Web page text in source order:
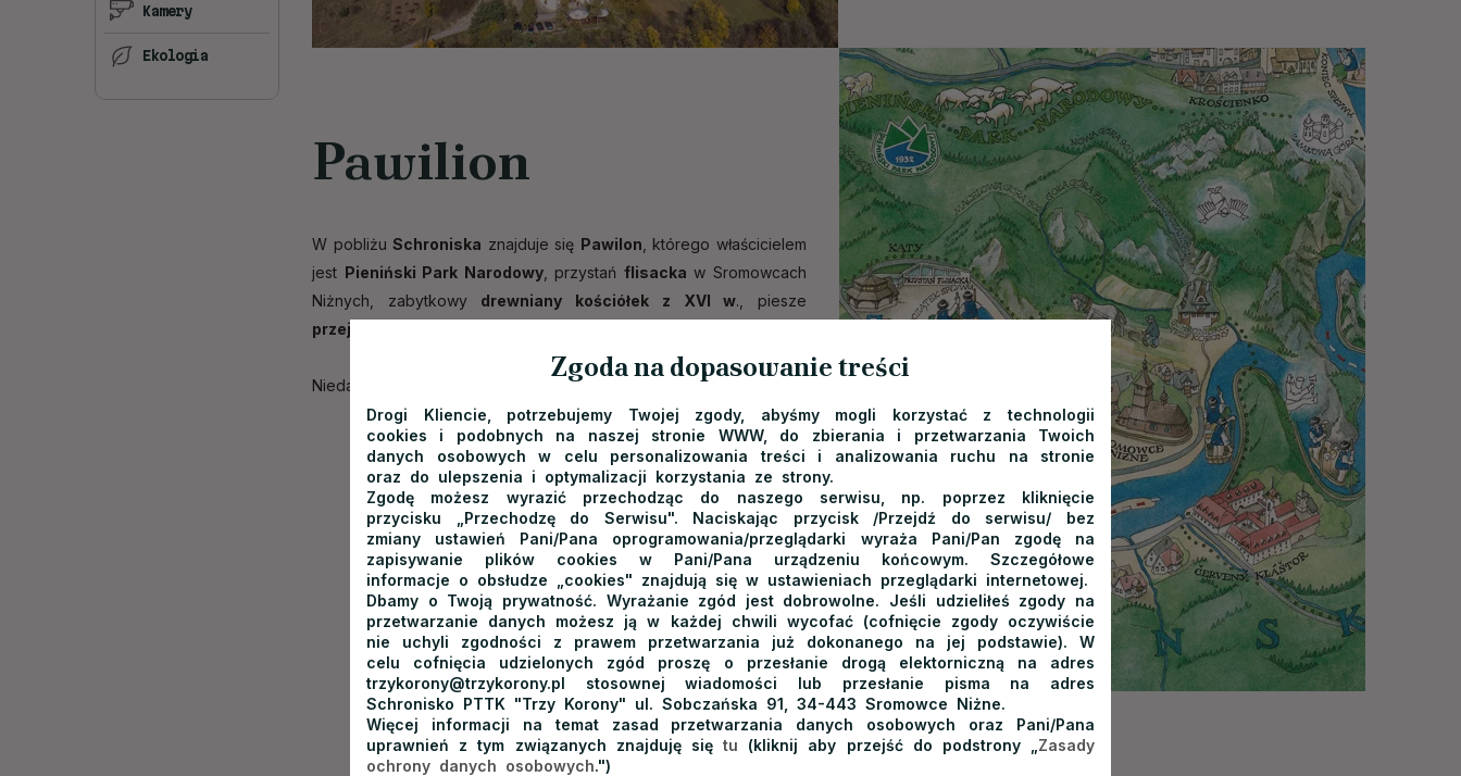
Kamery
Ekologia
Pawilion
W pobliżuSchroniska znajduje się Pawilon , którego właścicielem
jest Pieniński Park Narodowy, przystań flisacka w Sromowcach
Niżnych, zabytkowy drewniany kościółek z XVI w., piesze
przejście graniczne na Słowację.
Niedaleko znajduje się także przystanek autobusowy.
Zgoda na dopasowanie treści
Drogi Kliencie, potrzebujemy Twojej zgody, abyśmy mogli korzystać z technologii
cookies i podobnych na naszej stronie WWW, do zbierania i przetwarzania Twoich
danych osobowych w celu personalizowania treści i analizowania ruchu na stronie
oraz do ulepszenia i optymalizacji korzystania ze strony.
Zgodę możesz wyrazić przechodząc do naszego serwisu, np. poprzez kliknięcie
przycisku „Przechodzę do Serwisu". Naciskając przycisk /Przejdź do serwisu/ bez
zmiany ustawień Pani/Pana oprogramowania/przeglądarki wyraża Pani/Pan zgodę na
zapisywanie plików cookies w Pani/Pana urządzeniu końcowym. Szczegółowe
informacje o obsłudze „cookies" znajdują się w ustawieniach przeglądarki internetowej.
Dbamy o Twoją prywatność. Wyrażanie zgód jest dobrowolne. Jeśli udzieliłeś zgody na
przetwarzanie danych możesz ją w każdej chwili wycofać (cofnięcie zgody oczywiście
nie uchyli zgodności z prawem przetwarzania już dokonanego na jej podstawie). W
celu cofnięcia udzielonych zgód proszę o przesłanie drogą elektorniczną na adres
trzykorony@trzykorony.pl stosownej wiadomości lub przesłanie pisma na adres
Schronisko PTTK "Trzy Korony" ul. Sobczańska 91, 34-443 Sromowce Niżne.
Więcej informacji na temat zasad przetwarzania danych osobowych oraz Pani/Pana
uprawnień z tym związanych znajduję się tu (kliknij aby przejść do podstrony „ Zasady
ochrony danych osobowych.")